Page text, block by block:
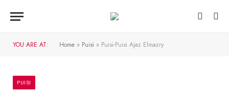
YOU ARE AT: Home » Puisi » Puisi-Puisi Ajaz Elmazry
PUISI